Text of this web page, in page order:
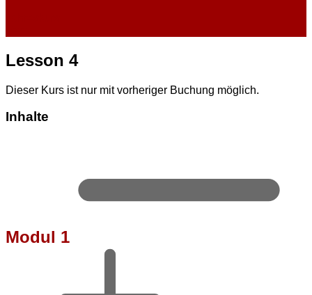
Lesson 4
Dieser Kurs ist nur mit vorheriger Buchung möglich.
Inhalte
Modul 1